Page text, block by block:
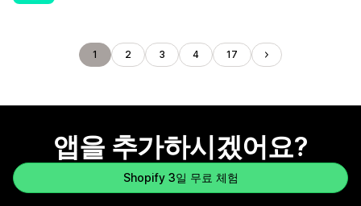
1 2 3 4 17
앱을 추가하시겠어요?
Shopify 3일 무료 체험